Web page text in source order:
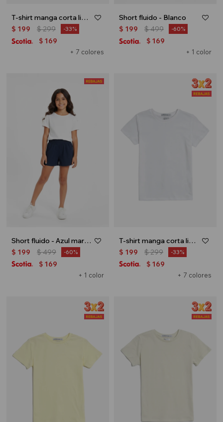
T-shirt manga corta lisa - Azul claro
+ 7 colores
$ 199 $299 33
$ 169
Short fluido - Blanco
+ 1 color
$ 199 $499 60
$ 169
Short fluido - Azul marino
+ 1 color
$ 199 $499 60
$ 169
T-shirt manga corta lisa - Blanco
+ 7 colores
$ 199 $299 33
$ 169